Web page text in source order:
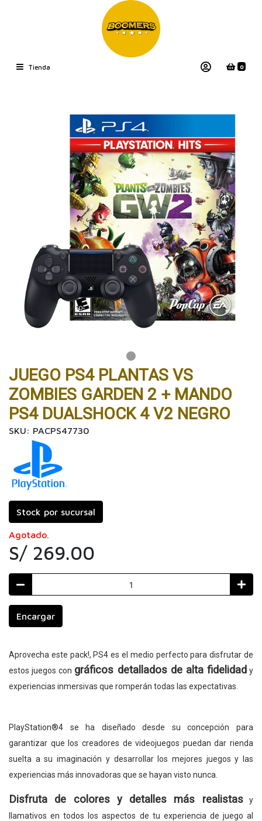
Tienda 0
JUEGO PS4 PLANTAS VS
ZOMBIES GARDEN 2 + MANDO
PS4 DUALSHOCK 4 V2 NEGRO
SKU: PACPS47730
Stock por sucursal
Agotado.
S/ 269.00
Encargar
Aprovecha este pack!, PS4 es el medio perfecto para disfrutar de
estos juegos con gráficos detallados de alta fidelidady
experiencias inmersivas que romperán todas las expectativas.
PlayStation®4 se ha diseñado desde su concepción para
garantizar que los creadores de videojuegos puedan dar rienda
suelta a su imaginación y desarrollar los mejores juegos y las
experiencias más innovadoras que se hayan visto nunca.
Disfruta de colores y detalles más realistasy
llamativos en todos los aspectos de tu experiencia de juego al